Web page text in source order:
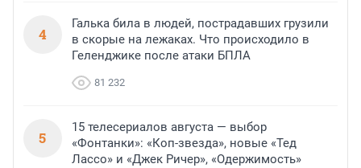
4
Галька била в людей, пострадавших грузили
в скорые на лежаках. Что происходило в
Геленджике после атаки БПЛА
81 232
5
15 телесериалов августа — выбор
«Фонтанки»: «Коп-звезда», новые «Тед
Лассо» и «Джек Ричер», «Одержимость»